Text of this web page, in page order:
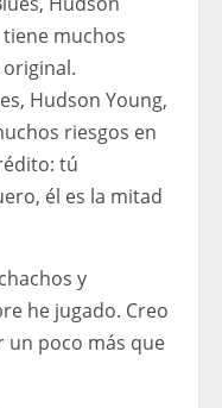
Hudson Young,
riesgos en
tú
él es la mitad
y
he jugado. Creo
un poco más que